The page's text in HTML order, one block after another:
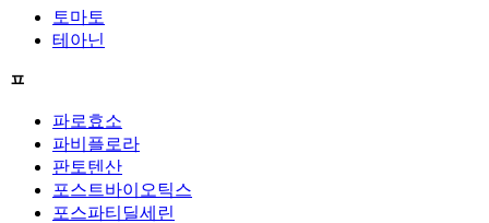
토마토
테아닌
ㅍ
파로효소
파비플로라
판토텐산
포스트바이오틱스
포스파티딜세린